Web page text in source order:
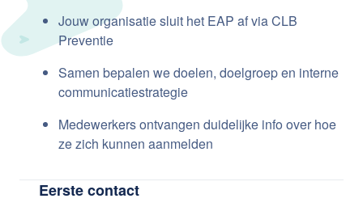
Jouw organisatie sluit het EAP af via CLB
Preventie
Samen bepalen we doelen, doelgroep en interne
communicatiestrategie
Medewerkers ontvangen duidelijke info over hoe
ze zich kunnen aanmelden
Eerste contact